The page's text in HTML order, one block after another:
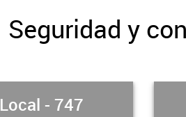
Seguridad y
Local - 1198